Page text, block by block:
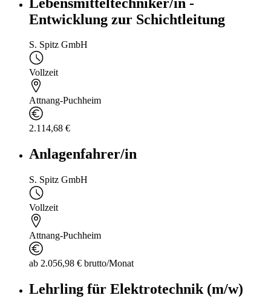
Entwicklung zur Schichtleitung
S. Spitz GmbH
Vollzeit
Attnang-Puchheim
2.114,68 €
Anlagenfahrer/in
S. Spitz GmbH
Vollzeit
Attnang-Puchheim
ab 2.056,98 € brutto/Monat
Lehrling für Elektrotechnik (m/w)